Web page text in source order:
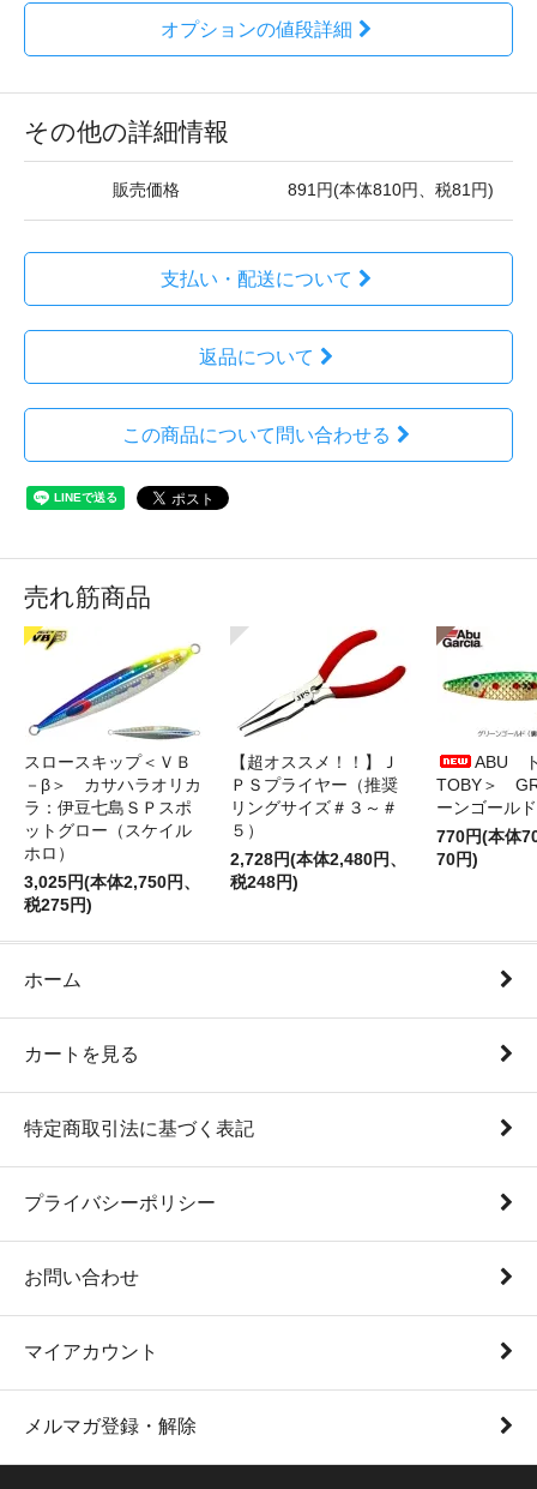
オプションの値段詳細
その他の詳細情報
販売価格 891円(本体810円、税81円)
支払い・配送について
返品について
この商品について問い合わせる
売れ筋商品
スロースキップ＜ＶＢ
－β＞ カサハラオリカ
ラ：伊豆七島ＳＰスポ
ットグロー（スケイル
ホロ）
3,025円(本体2,750円、
税275円)
【超オススメ！！】Ｊ
ＰＳプライヤー（推奨
リングサイズ＃３～＃
５）
2,728円(本体2,480円、
税248円)
ABU
TOBY＞
ーンゴールド
770円(本体
70円)
ホーム
カートを見る
特定商取引法に基づく表記
プライバシーポリシー
お問い合わせ
マイアカウント
メルマガ登録・解除